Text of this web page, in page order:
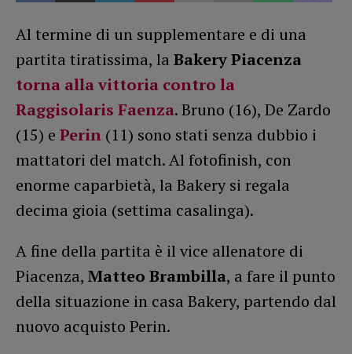
Al termine di un supplementare e di una
partita tiratissima, la Bakery Piacenza
torna alla vittoria contro la
Raggisolaris Faenza. Bruno (16), De Zardo
(15) e Perin (11) sono stati senza dubbio i
mattatori del match. Al fotofinish, con
enorme caparbietà, la Bakery si regala
decima gioia (settima casalinga).
A fine della partita è il vice allenatore di
Piacenza, Matteo Brambilla, a fare il punto
della situazione in casa Bakery, partendo dal
nuovo acquisto Perin.